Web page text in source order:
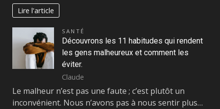
Lire l'article
SANTÉ
Découvrons les 11 habitudes qui rendent
les gens malheureux et comment les
éviter.
Claude
Le malheur n’est pas une faute ; c’est plutôt un
inconvénient. Nous n’avons pas à nous sentir plus…